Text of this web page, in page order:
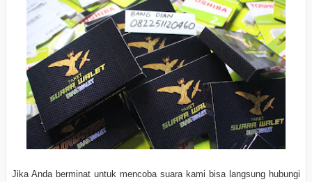
Jika Anda berminat untuk mencoba suara kami bisa langsung hubungi